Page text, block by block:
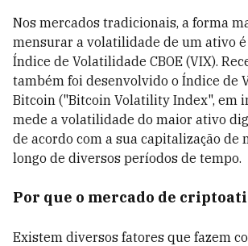
Nos mercados tradicionais, a forma
mensurar a volatilidade de um ativo
Índice de Volatilidade CBOE (VIX).
também foi desenvolvido o Índice de
Bitcoin ("Bitcoin Volatility Index", em
mede a volatilidade do maior ativo
de acordo com a sua capitalização de
longo de diversos períodos de tempo.
Por que o mercado de
Existem diversos fatores que fazem